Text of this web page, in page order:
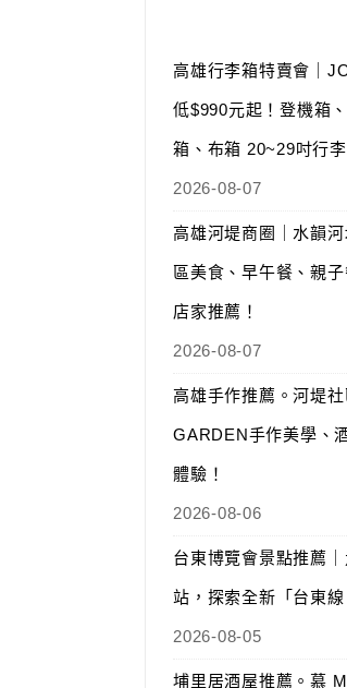
高雄行李箱特賣會｜
低$990元起！登機箱
箱、布箱 20~29吋行
2026-08-07
高雄河堤商圈｜水韻
區美食、早午餐、親
店家推薦！
2026-08-07
高雄手作推薦。河堤
GARDEN手作美學、
體驗！
2026-08-06
台東博覽會景點推薦
站，探索全新「台東
2026-08-05
埔里居酒屋推薦。慕